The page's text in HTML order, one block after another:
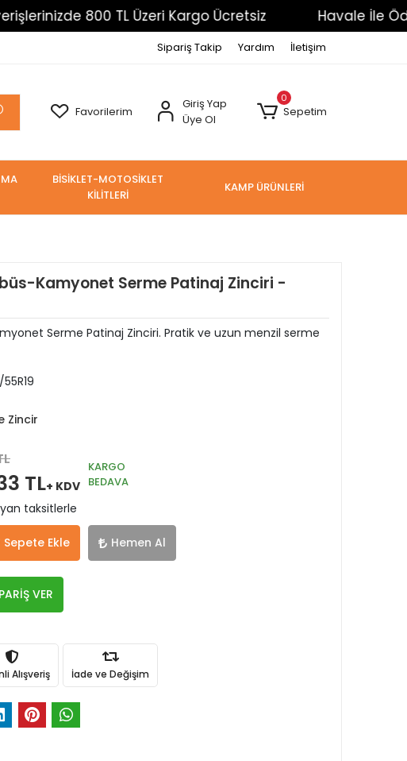
800 TL Üzeri Kargo Ücretsiz Havale İle
Sipariş Takip Yardım İletişim
Favorilerim
Giriş Yap
Üye Ol
0
Sepetim
BİSİKLET-MOTOSİKLET
KİLİTLERİ
KAMP ÜRÜNLERİ
Kamyonet Serme Patinaj Zinciri -
Serme Patinaj Zinciri. Pratik ve uzun menzil serme
Zincir
TL+ KDV
KARGO
BEDAVA
taksitlerle
Sepete Ekle Hemen Al
VER
Alışveriş İade ve Değişim